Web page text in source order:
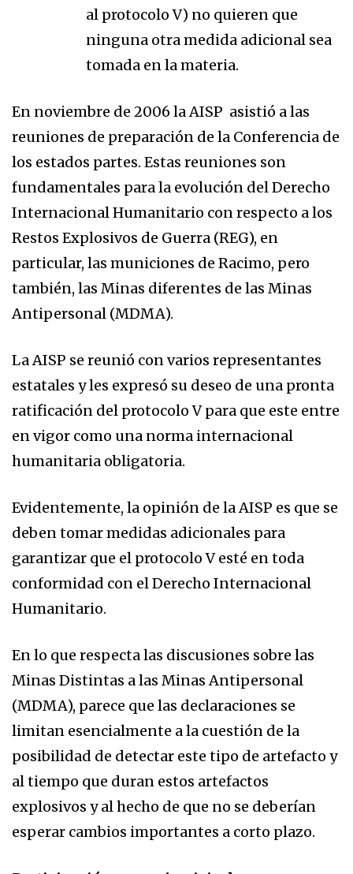
al protocolo V) no quieren que
ninguna otra medida adicional sea
tomada en la materia.
En noviembre de 2006 la AISP asistió a las
reuniones de preparación de la Conferencia de
los estados partes. Estas reuniones son
fundamentales para la evolución del Derecho
Internacional Humanitario con respecto a los
Restos Explosivos de Guerra (REG), en
particular, las municiones de Racimo, pero
también, las Minas diferentes de las Minas
Antipersonal (MDMA).
La AISP se reunió con varios representantes
estatales y les expresó su deseo de una pronta
ratificación del protocolo V para que este entre
en vigor como una norma internacional
humanitaria obligatoria.
Evidentemente, la opinión de la AISP es que se
deben tomar medidas adicionales para
garantizar que el protocolo V esté en toda
conformidad con el Derecho Internacional
Humanitario.
En lo que respecta las discusiones sobre las
Minas Distintas a las Minas Antipersonal
(MDMA), parece que las declaraciones se
limitan esencialmente a la cuestión de la
posibilidad de detectar este tipo de artefacto y
al tiempo que duran estos artefactos
explosivos y al hecho de que no se deberían
esperar cambios importantes a corto plazo.